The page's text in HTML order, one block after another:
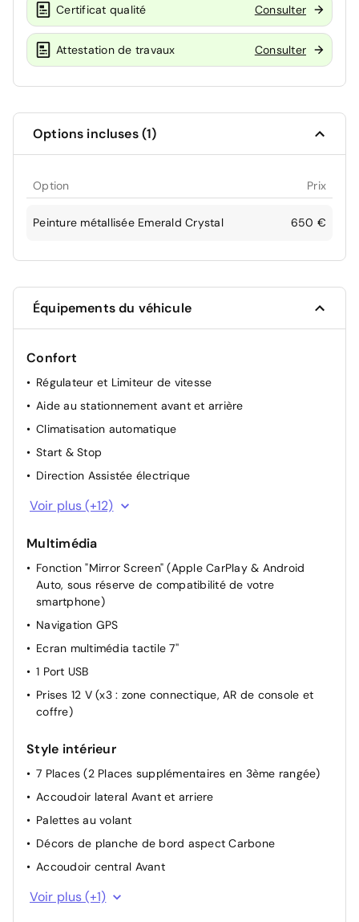
Certificat qualité Consulter
Attestation de travaux Consulter
Options incluses (1)
Option Prix
Peinture métallisée Emerald Crystal 650 €
Équipements du véhicule
Confort
Régulateur et Limiteur de vitesse
Aide au stationnement avant et arrière
Climatisation automatique
Start & Stop
Direction Assistée électrique
Rétroviseurs extérieurs rabattables électriquement
Boîte à gants éclairée
Siège passager réglable en hauteur
Réglage manuel du siège conducteur
Projecteurs réglables manuellement
Rétroviseur intérieur Jour / Nuit Electrochrome
Voir plus (+12)
Multimédia
Fonction "Mirror Screen" (Apple CarPlay & Android
Auto, sous réserve de compatibilité de votre
smartphone)
Navigation GPS
Ecran multimédia tactile 7''
1 Port USB
Prises 12 V (x3 : zone connectique, AR de console et
coffre)
Style intérieur
7 Places (2 Places supplémentaires en 3ème rangée)
Accoudoir lateral Avant et arriere
Palettes au volant
Décors de planche de bord aspect Carbone
Accoudoir central Avant
Volant Cuir pleine fleur
Voir plus (+1)